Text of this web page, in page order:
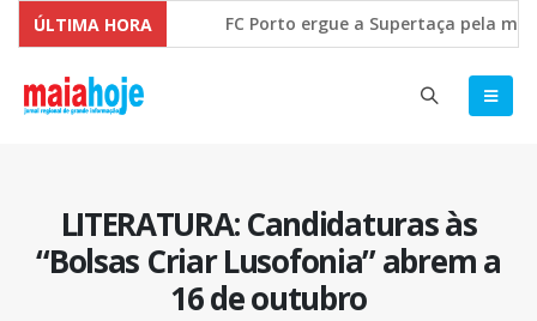
ÚLTIMA HORA FC Porto ergue a Supertaça pela
Comissão Europeia quer ouvir as
LITERATURA: Candidaturas às
“Bolsas Criar Lusofonia” abrem a
16 de outubro